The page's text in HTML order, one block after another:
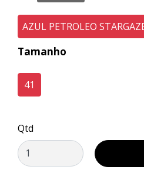
AZUL PETROLEO
Tamanho
41
Qtd